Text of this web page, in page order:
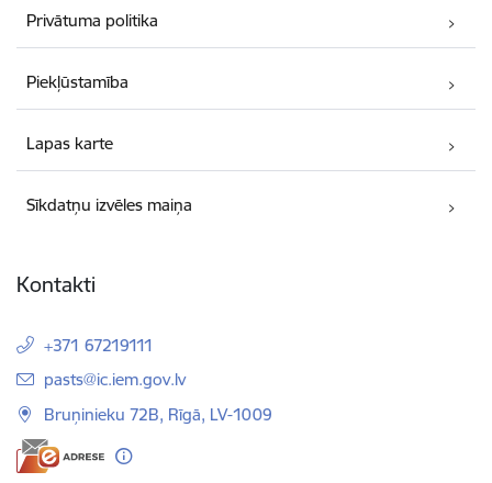
Privātuma politika
Piekļūstamība
Lapas karte
Sīkdatņu izvēles maiņa
Kontakti
+371 67219111
E-pasts:
pasts@ic.iem.gov.lv
Bruņinieku 72B, Rīgā, LV-1009